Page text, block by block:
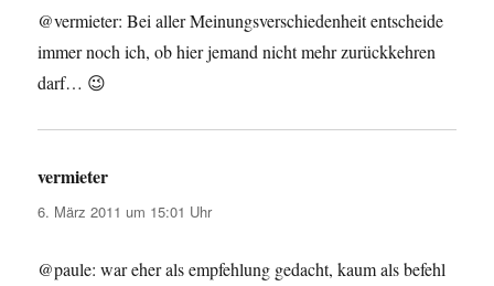
@vermieter: Bei aller Meinungsverschiedenheit entscheide
immer noch ich, ob hier jemand nicht mehr zurückkehren
darf… 😉
vermieter
6. März 2011 um 15:01 Uhr
@paule: war eher als empfehlung gedacht, kaum als befehl